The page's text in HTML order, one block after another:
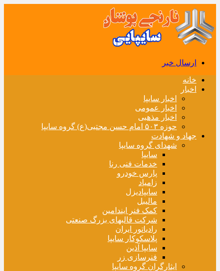
ارسال خبر
خانه
اخبار
اخبار سایپا
اخبار عمومی
اخبار مذهبی
حوزه ۵۰۳ امام حسن مجتبی(ع) گروه سایپا
جهاد و شهادت
شهدای گروه سایپا
سایپا
خدمات فنی رنا
پارس خودرو
زامیاد
سایپادیزل
مالیبل
کمک فنر ایندامین
شرکت قالبهای بزرگ صنعتی
رادیاتور ایران
پلاسکوکار سایپا
سایپا آذین
فنرسازی زر
ایثارگران گروه سایپا